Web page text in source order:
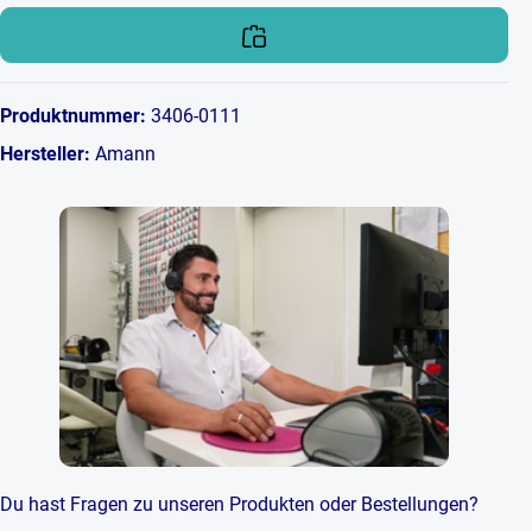
Produktnummer: 3406-0111
Hersteller: Amann
Du hast Fragen zu unseren Produkten oder Bestellungen?